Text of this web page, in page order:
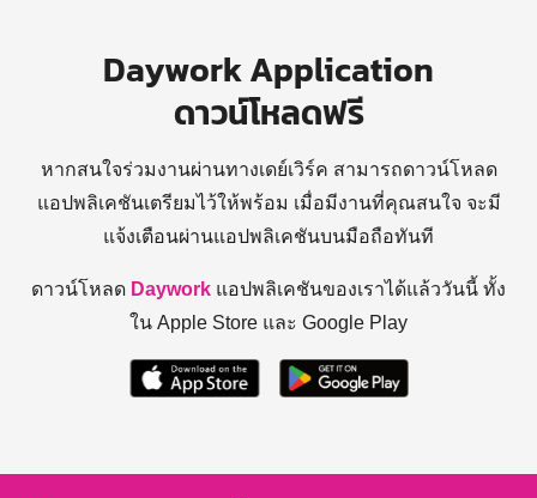
Daywork Application
ดาวน์โหลดฟรี
หากสนใจร่วมงานผ่านทางเดย์เวิร์ค สามารถดาวน์โหลด
แอปพลิเคชันเตรียมไว้ให้พร้อม เมื่อมีงานที่คุณสนใจ จะมี
แจ้งเตือนผ่านแอปพลิเคชันบนมือถือทันที
ดาวน์โหลด Daywork แอปพลิเคชันของเราได้แล้ววันนี้ ทั้ง
ใน Apple Store และ Google Play